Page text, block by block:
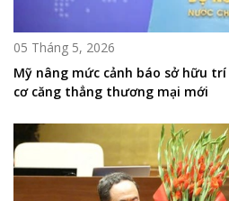
05 Tháng 5, 2026
Mỹ nâng mức cảnh báo sở hữu
cơ căng thẳng thương mại mới